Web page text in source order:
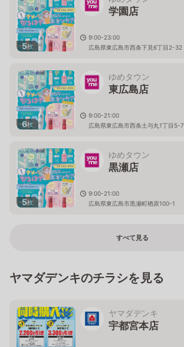
5枚
学園店
9:00-23:00
広島県東広島市西条下見6丁目2-32
6枚
ゆめタウン
東広島店
9:00-21:00
広島県東広島市西条土与丸1丁目5-7
5枚
ゆめタウン
黒瀬店
9:00-21:00
広島県東広島市黒瀬町楢原100-1
すべて見る
ヤマダデンキのチラシを見る
ヤマダデンキ
宇都宮本店